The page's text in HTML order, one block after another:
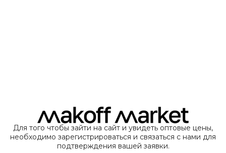
Для того чтобы зайти на сайт и увидеть оптовые цены,
необходимо зарегистрироваться и связаться с нами для
подтверждения вашей заявки.